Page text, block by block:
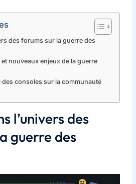
des forums sur la guerre des
nouveaux enjeux de la guerre
des consoles sur la communauté
l’univers des
guerre des